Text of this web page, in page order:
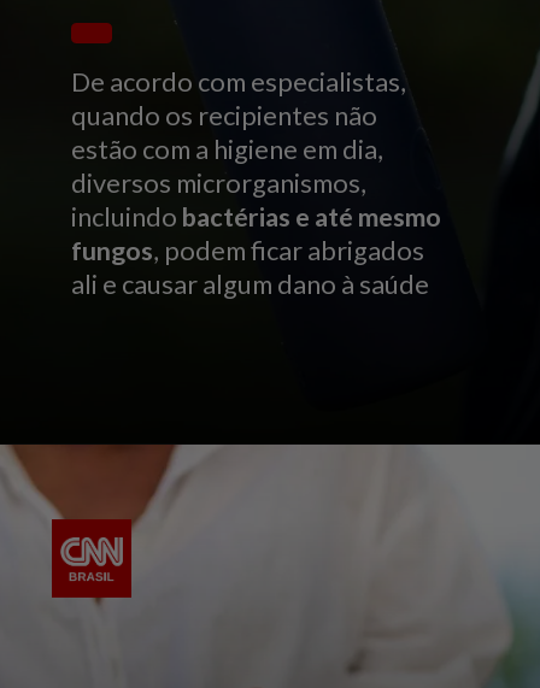
De acordo com especialistas,
quando os recipientes não
estão com a higiene em dia,
diversos microrganismos,
incluindo bactérias e até mesmo
fungos, podem ficar abrigados
ali e causar algum dano à saúde